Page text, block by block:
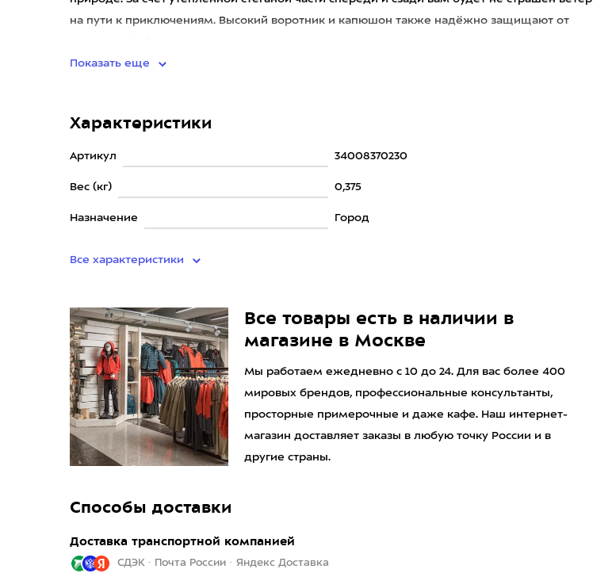
на пути к приключениям. Высокий воротник и капюшон также надёжно защищают от
Показать еще
Характеристики
Артикул 34008370230
Вес (кг) 0,375
Назначение Город
Все характеристики
Все товары есть в наличии в
магазине в Москве
Мы работаем ежедневно с 10 до 24. Для вас более 400
мировых брендов, профессиональные консультанты,
просторные примерочные и даже кафе. Наш интернет-
магазин доставляет заказы в любую точку России и в
другие страны.
Способы доставки
Доставка транспортной компанией
СДЭК · Почта России · Яндекс Доставка